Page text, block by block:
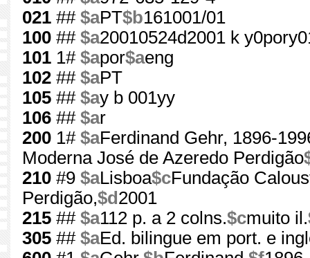
021 ## $aPT$b161001/01
100 ## $a20010524d2001 k
101 1# $apor$aeng
102 ## $aPT
105 ## $ay b 001yy
106 ## $ar
200 1# $aFerdinand Gehr, 1896-
Moderna José de Azeredo Perdigão
210 #9 $aLisboa$cFundação
Perdigão,$d 2001
215 ## $a112 p. a 2 colns.$cmuito il.
305 ## $aEd. bilingue em port. e